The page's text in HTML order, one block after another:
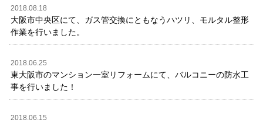
2018.08.18
大阪市中央区にて、ガス管交換にともなうハツリ、モルタル整形
作業を行いました。
2018.06.25
東大阪市のマンション一室リフォームにて、バルコニーの防水工
事を行いました！
2018.06.15